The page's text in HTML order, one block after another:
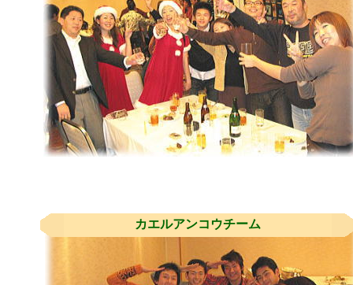
カエルアンコウチーム